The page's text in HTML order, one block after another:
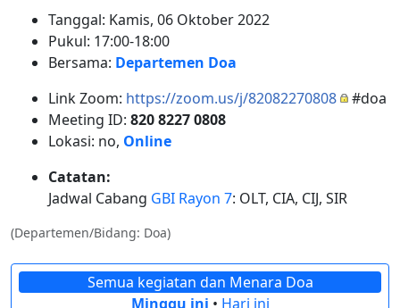
Tanggal: Kamis, 06 Oktober 2022
Pukul: 17:00-18:00
Bersama: Departemen Doa
Link Zoom: https://zoom.us/j/82082270808 #doa
Meeting ID: 820 8227 0808
Lokasi: no, Online
Catatan:
Jadwal Cabang GBI Rayon 7: OLT, CIA, CIJ, SIR
(Departemen/Bidang: Doa)
Semua kegiatan dan Menara Doa
Minggu ini • Hari ini